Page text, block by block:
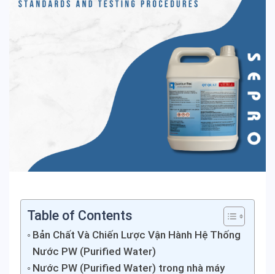
Table of Contents
Bản Chất Và Chiến Lược Vận Hành Hệ Thống
Nước PW (Purified Water)
Nước PW (Purified Water) trong nhà máy